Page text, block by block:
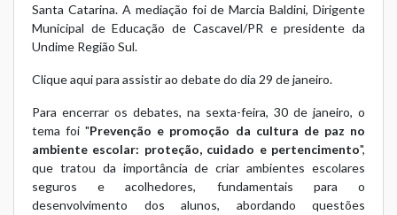
Santa Catarina. A mediação foi de Marcia Baldini, Dirigente
Municipal de Educação de Cascavel/PR e presidente da
Undime Região Sul.
Clique aqui para assistir ao debate do dia 29 de janeiro.
Para encerrar os debates, na sexta-feira, 30 de janeiro, o
tema foi "Prevenção e promoção da cultura de paz no
ambiente escolar: proteção, cuidado e pertencimento",
que tratou da importância de criar ambientes escolares
seguros e acolhedores, fundamentais para o
desenvolvimento dos alunos, abordando questões